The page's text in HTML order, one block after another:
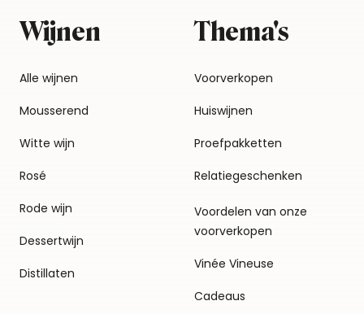
Wijnen
Alle wijnen
Mousserend
Witte wijn
Rosé
Rode wijn
Dessertwijn
Distillaten
Thema's
Voorverkopen
Huiswijnen
Proefpakketten
Relatiegeschenken
Voordelen van onze
voorverkopen
Vinée Vineuse
Cadeaus